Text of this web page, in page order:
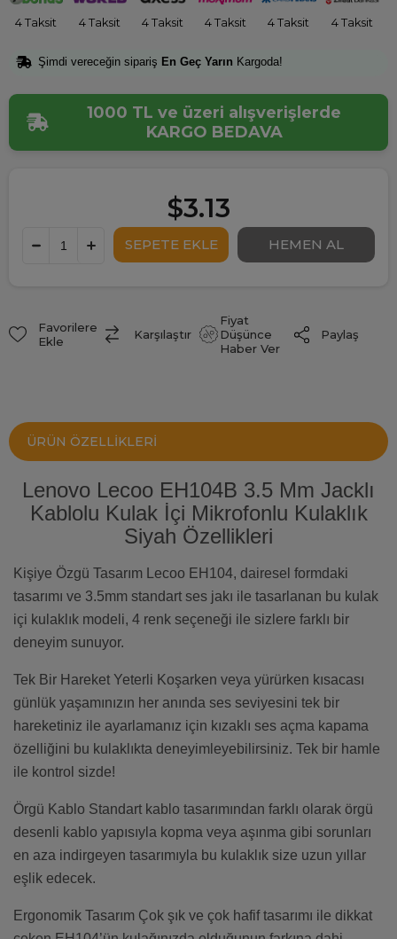
4 Taksit 4 Taksit 4 Taksit 4 Taksit 4 Taksit 4 Taksit
Şimdi vereceğin sipariş En Geç Yarın Kargoda!
1000 TL ve üzeri alışverişlerde
KARGO BEDAVA
$3.13
Favorilere
Ekle
Karşılaştır
Fiyat
Düşünce
Haber Ver
Paylaş
ÜRÜN ÖZELLIKLERI
Lenovo Lecoo EH104B 3.5 Mm Jacklı
Kablolu Kulak İçi Mikrofonlu Kulaklık
Siyah Özellikleri
Kişiye Özgü Tasarım Lecoo EH104, dairesel formdaki
tasarımı ve 3.5mm standart ses jakı ile tasarlanan bu kulak
içi kulaklık modeli, 4 renk seçeneği ile sizlere farklı bir
deneyim sunuyor.
Tek Bir Hareket Yeterli Koşarken veya yürürken kısacası
günlük yaşamınızın her anında ses seviyesini tek bir
hareketiniz ile ayarlamanız için kızaklı ses açma kapama
özelliğini bu kulaklıkta deneyimleyebilirsiniz. Tek bir hamle
ile kontrol sizde!
Örgü Kablo Standart kablo tasarımından farklı olarak örgü
desenli kablo yapısıyla kopma veya aşınma gibi sorunları
en aza indirgeyen tasarımıyla bu kulaklık size uzun yıllar
eşlik edecek.
Ergonomik Tasarım Çok şık ve çok hafif tasarımı ile dikkat